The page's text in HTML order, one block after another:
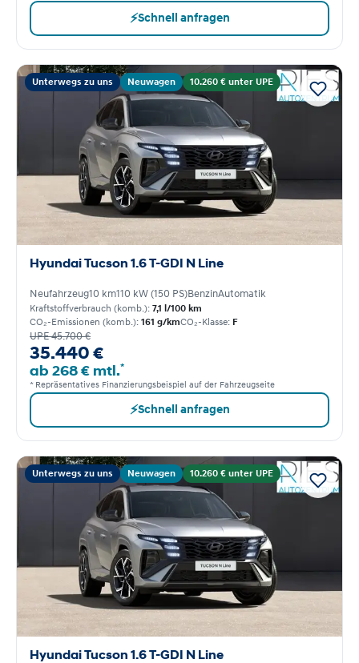
⚡Schnell anfragen
Unterwegs zu uns Neuwagen 10.260 € unter UPE
Hyundai Tucson 1.6 T-GDI N Line
Neufahrzeug10 km110 kW (150 PS)BenzinAutomatik
Kraftstoffverbrauch (komb.): 7,1 l/100 km
CO₂-Emissionen (komb.): 161 g/kmCO₂-Klasse: F
UPE 45.700 €
35.440 €
ab 268 € mtl.*
* Repräsentatives Finanzierungsbeispiel auf der Fahrzeugseite
⚡Schnell anfragen
Unterwegs zu uns Neuwagen 10.260 € unter UPE
Hyundai Tucson 1.6 T-GDI N Line